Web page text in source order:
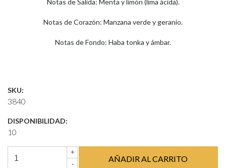
Notas de Salida: Menta y limón (lima ácida).
Notas de Corazón: Manzana verde y geranio.
Notas de Fondo: Haba tonka y ámbar.
SKU:
3840
DISPONIBILIDAD:
10
+
-